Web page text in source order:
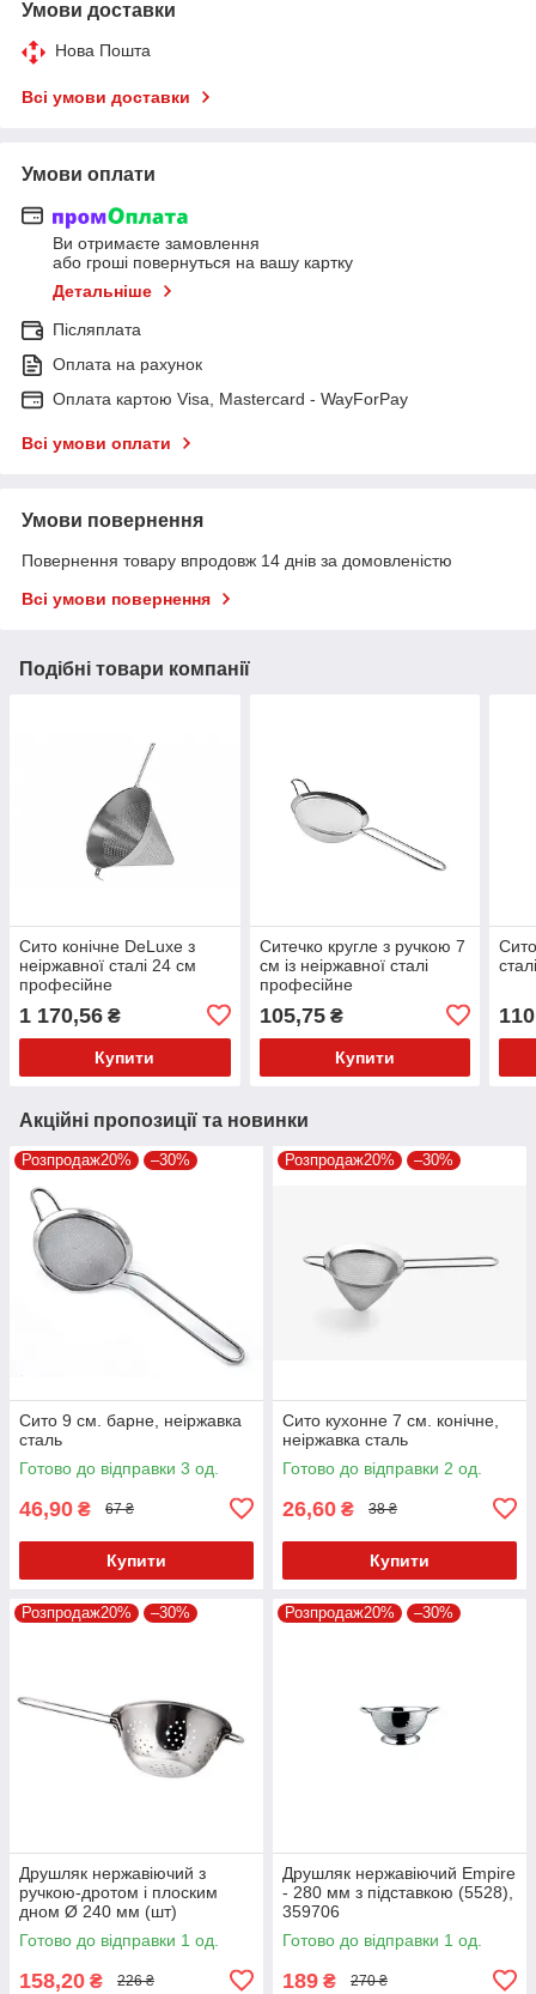
Умови доставки
Нова Пошта
Всі умови доставки
Умови оплати
Ви отримаєте замовлення
або гроші повернуться на вашу картку
Детальніше
Післяплата
Оплата на рахунок
Оплата картою Visa, Mastercard - WayForPay
Всі умови оплати
Умови повернення
Повернення товару впродовж 14 днів за домовленістю
Всі умови повернення
Подібні товари компанії
Сито конічне DeLuxe з
неіржавної сталі 24 см
професійне
1 170,56 ₴
Купити
Ситечко кругле з ручкою 7
см із неіржавної сталі
професійне
105,75₴
Купити
Акційні пропозиції та новинки
Розпродаж20% –30%
Сито 9 см. барне, неіржавка
сталь
Готово до відправки 3 од.
46,90 ₴ 67 ₴
Купити
Розпродаж20% –30%
Сито кухонне 7 см. конічне,
неіржавка сталь
Готово до відправки 2 од.
26,60 ₴ 38 ₴
Купити
Розпродаж20% –30%
Друшляк нержавіючий з
ручкою-дротом і плоским
дном Ø 240 мм (шт)
Готово до відправки 1 од.
158,20 ₴ 226 ₴
Розпродаж20% –30%
Друшляк нержавіючий Empire
- 280 мм з підставкою (5528),
359706
Готово до відправки 1 од.
189 ₴ 270 ₴